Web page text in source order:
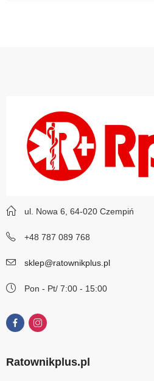
ul. Nowa 6, 64-020 Czempiń
+48 787 089 768
sklep@ratownikplus.pl
Pon - Pt/ 7:00 - 15:00
Ratownikplus.pl